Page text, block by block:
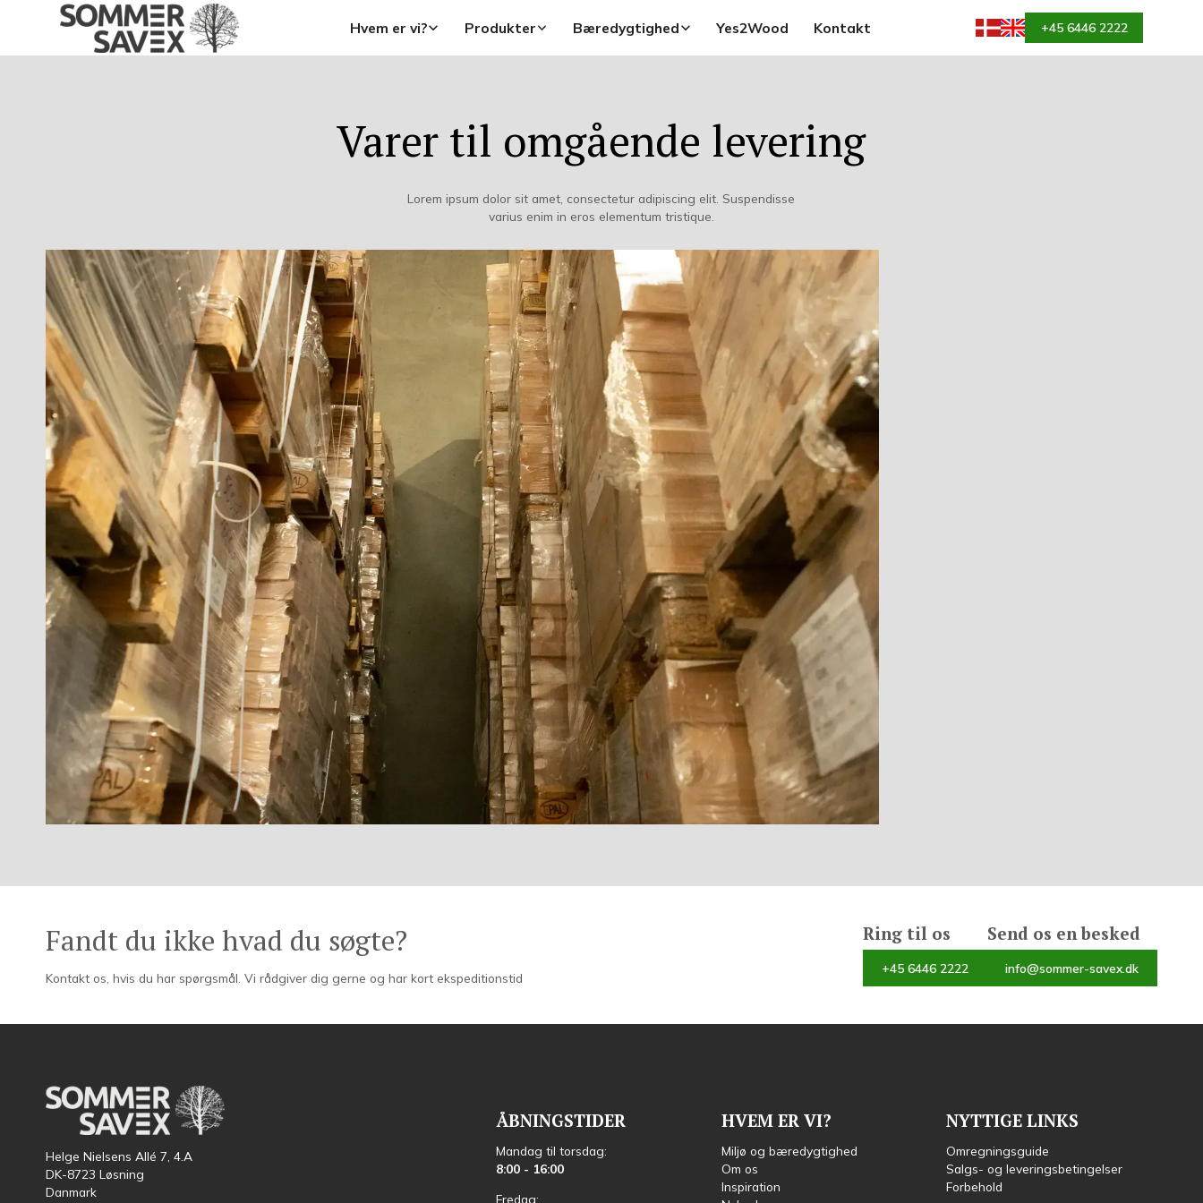
Hvem er vi? Produkter Bæredygtighed Yes2Wood Kontakt +45 6446 2222
Varer til omgående levering
Lorem ipsum dolor sit amet, consectetur adipiscing elit. Suspendisse
varius enim in eros elementum tristique.
Fandt du ikke hvad du søgte?
Kontakt os, hvis du har spørgsmål. Vi rådgiver dig gerne og har kort ekspeditionstid
Ring til os
+45 6446 2222
Send os en besked
info@sommer-savex.dk
Helge Nielsens Allé 7, 4.A
DK-8723 Løsning
Danmark
ÅBNINGSTIDER
Mandag til torsdag:
8:00 - 16:00
Fredag:
HVEM ER VI?
Miljø og bæredygtighed
Om os
Inspiration
NYTTIGE LINKS
Omregningsguide
Salgs- og leveringsbetingelser
Forbehold